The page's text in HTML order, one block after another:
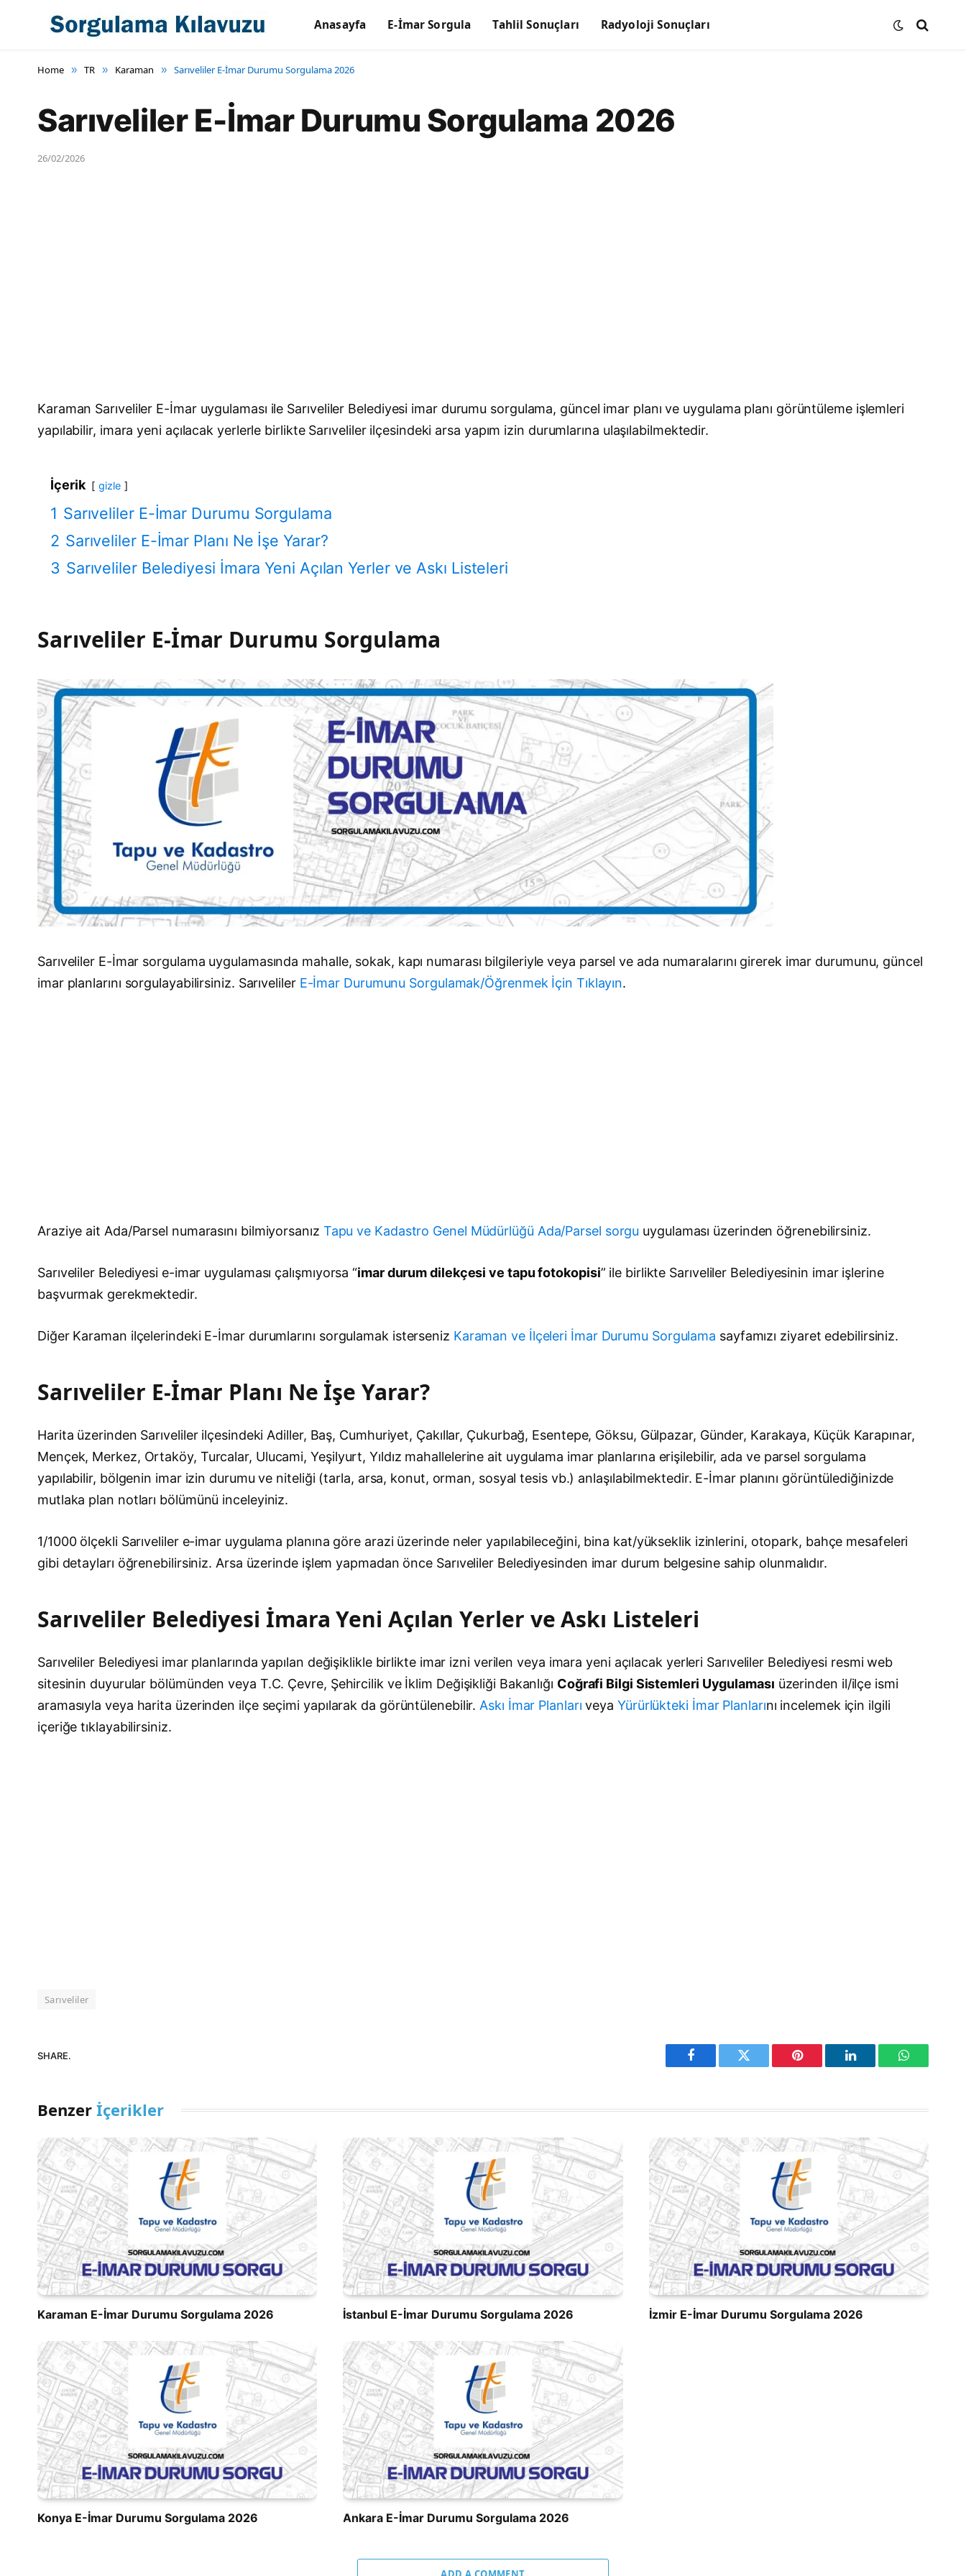
Anasayfa E-İmar Sorgula Tahlil Sonuçları Radyoloji Sonuçları
Home » TR » Karaman » Sarıveliler E-İmar Durumu Sorgulama 2026
Sarıveliler E-İmar Durumu Sorgulama 2026
26/02/2026
Karaman Sarıveliler E-İmar uygulaması ile Sarıveliler Belediyesi imar durumu sorgulama, güncel imar planı ve uygulama planı görüntüleme işlemleri
yapılabilir, imara yeni açılacak yerlerle birlikte Sarıveliler ilçesindeki arsa yapım izin durumlarına ulaşılabilmektedir.
İçerik gizle
1 Sarıveliler E-İmar Durumu Sorgulama
2 Sarıveliler E-İmar Planı Ne İşe Yarar?
3 Sarıveliler Belediyesi İmara Yeni Açılan Yerler ve Askı Listeleri
Sarıveliler E-İmar Durumu Sorgulama
Sarıveliler E-İmar sorgulama uygulamasında mahalle, sokak, kapı numarası bilgileriyle veya parsel ve ada numaralarını girerek imar durumunu, güncel
imar planlarını sorgulayabilirsiniz. Sarıveliler E-İmar Durumunu Sorgulamak/Öğrenmek İçin Tıklayın.
Araziye ait Ada/Parsel numarasını bilmiyorsanız Tapu ve Kadastro Genel Müdürlüğü Ada/Parsel sorgu uygulaması üzerinden öğrenebilirsiniz.
Sarıveliler Belediyesi e-imar uygulaması çalışmıyorsa “imar durum dilekçesi ve tapu fotokopisi” ile birlikte Sarıveliler Belediyesinin imar işlerine
başvurmak gerekmektedir.
Diğer Karaman ilçelerindeki E-İmar durumlarını sorgulamak isterseniz Karaman ve İlçeleri İmar Durumu Sorgulama sayfamızı ziyaret edebilirsiniz.
Sarıveliler E-İmar Planı Ne İşe Yarar?
Harita üzerinden Sarıveliler ilçesindeki Adiller, Baş, Cumhuriyet, Çakıllar, Çukurbağ, Esentepe, Göksu, Gülpazar, Günder, Karakaya, Küçük Karapınar,
Mençek, Merkez, Ortaköy, Turcalar, Ulucami, Yeşilyurt, Yıldız mahallelerine ait uygulama imar planlarına erişilebilir, ada ve parsel sorgulama
yapılabilir, bölgenin imar izin durumu ve niteliği (tarla, arsa, konut, orman, sosyal tesis vb.) anlaşılabilmektedir. E-İmar planını görüntülediğinizde
mutlaka plan notları bölümünü inceleyiniz.
1/1000 ölçekli Sarıveliler e-imar uygulama planına göre arazi üzerinde neler yapılabileceğini, bina kat/yükseklik izinlerini, otopark, bahçe mesafeleri
gibi detayları öğrenebilirsiniz. Arsa üzerinde işlem yapmadan önce Sarıveliler Belediyesinden imar durum belgesine sahip olunmalıdır.
Sarıveliler Belediyesi İmara Yeni Açılan Yerler ve Askı Listeleri
Sarıveliler Belediyesi imar planlarında yapılan değişiklikle birlikte imar izni verilen veya imara yeni açılacak yerleri Sarıveliler Belediyesi resmi web
sitesinin duyurular bölümünden veya T.C. Çevre, Şehircilik ve İklim Değişikliği Bakanlığı Coğrafi Bilgi Sistemleri Uygulaması üzerinden il/ilçe ismi
aramasıyla veya harita üzerinden ilçe seçimi yapılarak da görüntülenebilir. Askı İmar Planları veyaYürürlükteki İmar Planlarını incelemek için ilgili
içeriğe tıklayabilirsiniz.
Sarıveliler
SHARE.
Facebook Twitter Pinterest LinkedIn WhatsApp
Benzer İçerikler
Karaman E-İmar Durumu Sorgulama 2026 İstanbul E-İmar Durumu Sorgulama 2026 İzmir E-İmar Durumu Sorgulama 2026
Konya E-İmar Durumu Sorgulama 2026 Ankara E-İmar Durumu Sorgulama 2026